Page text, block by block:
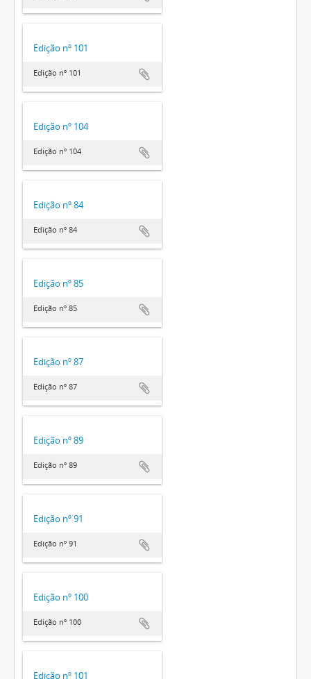
Edição nº 101
Edição nº 101
Edição nº 104
Edição nº 104
Edição nº 84
Edição nº 84
Edição nº 85
Edição nº 85
Edição nº 87
Edição nº 87
Edição nº 89
Edição nº 89
Edição nº 91
Edição nº 91
Edição nº 100
Edição nº 100
Edição nº 101